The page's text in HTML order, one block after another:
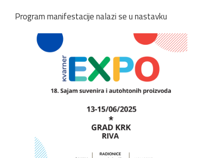
Program manifestacije nalazi se u nastavku